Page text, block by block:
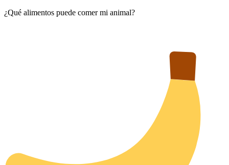
¿Qué alimentos puede comer mi animal?